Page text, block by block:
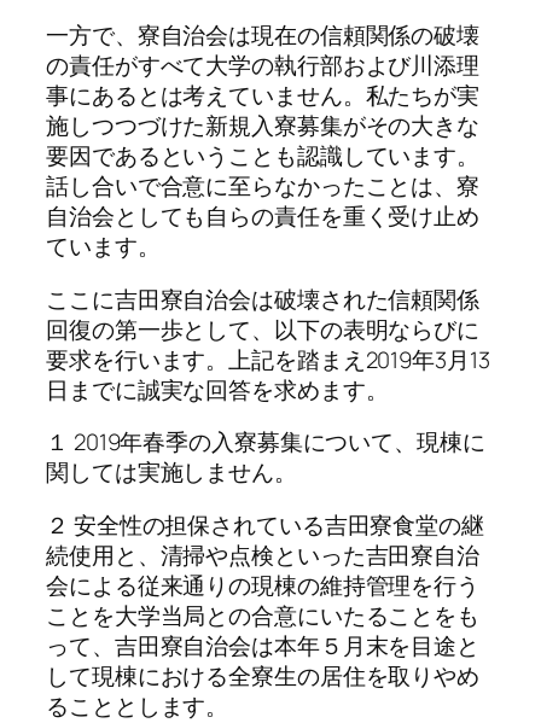
一方で、寮自治会は現在の信頼関係の破壊
の責任がすべて大学の執行部および川添理
事にあるとは考えていません。私たちが実
施しつつづけた新規入寮募集がその大きな
要因であるということも認識しています。
話し合いで合意に至らなかったことは、寮
自治会としても自らの責任を重く受け止め
ています。
ここに吉田寮自治会は破壊された信頼関係
回復の第一歩として、以下の表明ならびに
要求を行います。上記を踏まえ2019年3月13
日までに誠実な回答を求めます。
１ 2019年春季の入寮募集について、現棟に
関しては実施しません。
２ 安全性の担保されている吉田寮食堂の継
続使用と、清掃や点検といった吉田寮自治
会による従来通りの現棟の維持管理を行う
ことを大学当局との合意にいたることをも
って、吉田寮自治会は本年５月末を目途と
して現棟における全寮生の居住を取りやめ
ることとします。